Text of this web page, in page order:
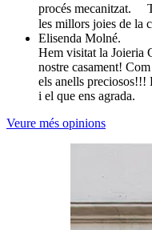
procés mecanitzat.
les millors joies de la
Elisenda Molné.
Hem visitat la Joieria
nostre casament!
els anells preciosos!!!
i el que ens agrada.
Veure més opinions